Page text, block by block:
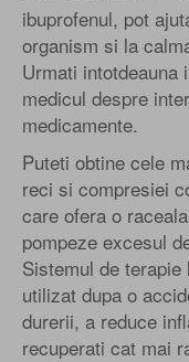
ibuprofenul, pot
organism si la
Urmati intotdeauna
medicul despre
medicamente.
Puteti obtine cele
reci si compresiei
care ofera o
pompeze excesul
Sistemul de
utilizat dupa o
durerii, a reduce
recuperati cat mai